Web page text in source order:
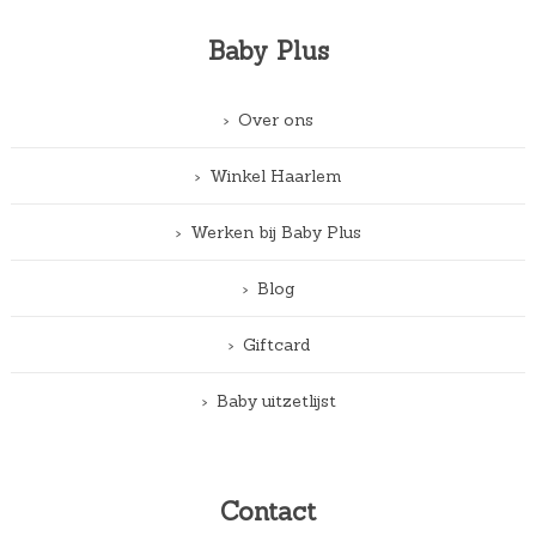
Baby Plus
Over ons
Winkel Haarlem
Werken bij Baby Plus
Blog
Giftcard
Baby uitzetlijst
Contact